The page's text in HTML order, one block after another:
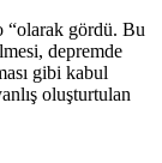
“olarak gördü. Bu
depremde
gibi kabul
oluşturtulan